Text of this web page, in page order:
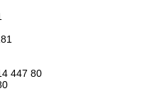
447 80